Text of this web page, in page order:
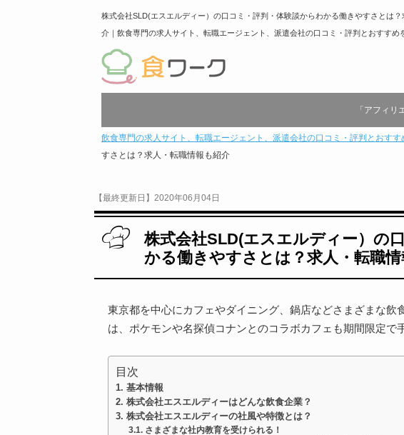
株式会社SLD(エスエルディー）の口コミ・評判・体験談からわかる働きやすさとは
介｜飲食専門の求人サイト、転職エージェント、派遣会社の口コミ・評判とおすすめ
「アフィ
飲食専門の求人サイト、転職エージェント、派遣会社の口コミ・評判とおすす
すさとは？求人・転職情報も紹介
【最終更新日】2020年06月04日
株式会社SLD(エスエルディー）の
かる働きやすさとは？求人・転職
東京都を中心にカフェやダイニング、鍋店などさまざまな飲
は、ポケモンや名探偵コナンとのコラボカフェも期間限定で
目次
基本情報
株式会社エスエルディーはどんな飲食企業？
株式会社エスエルディーの社風や特徴とは？
さまざまな社内教育を受けられる！